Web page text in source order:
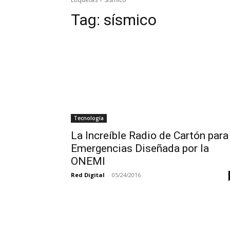
Tag: sísmico
Tecnología
La Increíble Radio de Cartón para
Emergencias Diseñada por la
ONEMI
Red Digital - 05/24/2016